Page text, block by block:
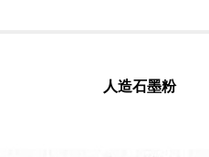
人造石墨粉